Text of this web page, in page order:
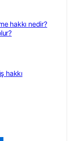
hakkı nedir?
hakkı